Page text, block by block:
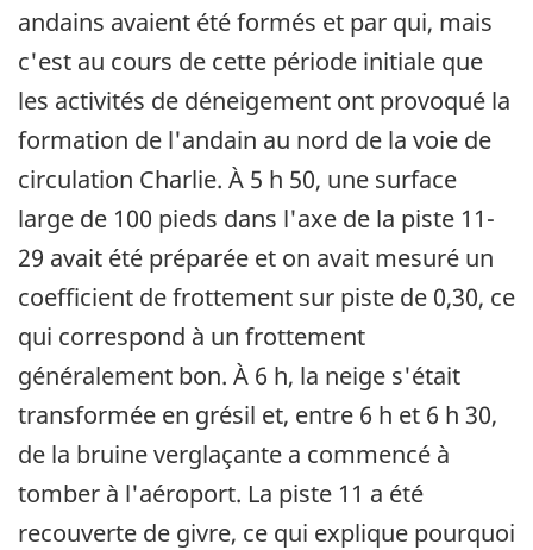
andains avaient été formés et par qui, mais
c'est au cours de cette période initiale que
les activités de déneigement ont provoqué la
formation de l'andain au nord de la voie de
circulation Charlie. À 5 h 50, une surface
large de 100 pieds dans l'axe de la piste 11-
29 avait été préparée et on avait mesuré un
coefficient de frottement sur piste de 0,30, ce
qui correspond à un frottement
généralement bon. À 6 h, la neige s'était
transformée en grésil et, entre 6 h et 6 h 30,
de la bruine verglaçante a commencé à
tomber à l'aéroport. La piste 11 a été
recouverte de givre, ce qui explique pourquoi